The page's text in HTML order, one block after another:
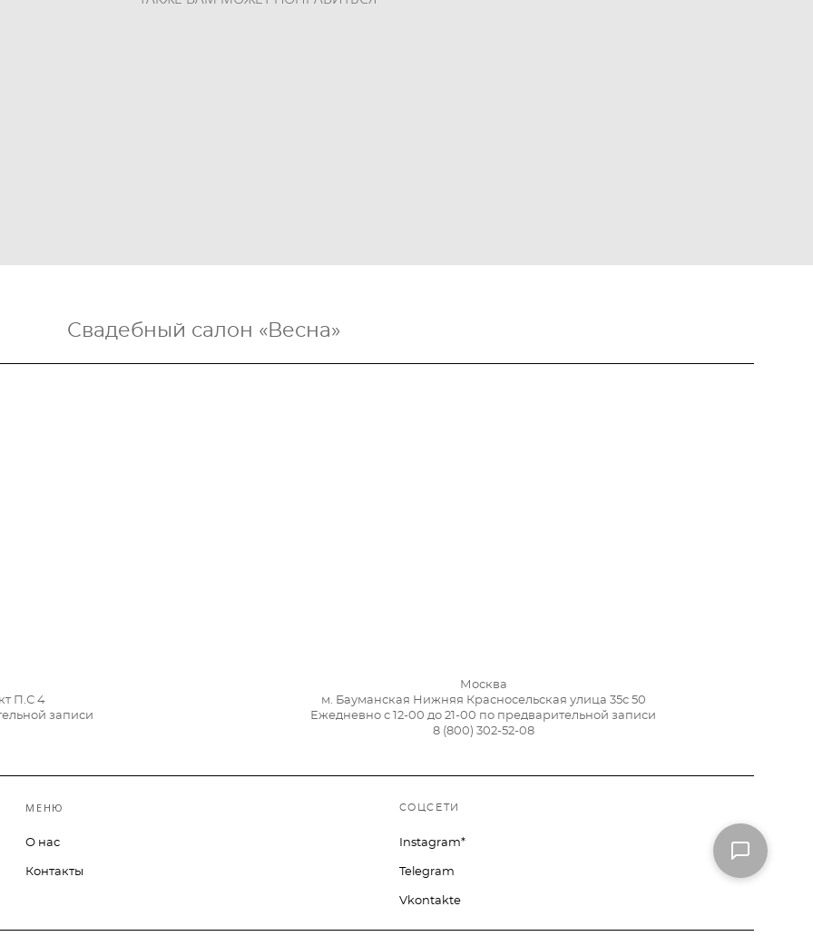
Свадебный салон «Весна»
П.С 4
записи
Москва
м. Бауманская Нижняя Красносельская улица 35с 50
Ежедневно с 12-00 до 21-00 по предварительной записи
8 (800) 302-52-08
МЕНЮ
О нас
Контакты
СОЦСЕТИ
Instagram*
Telegram
Vkontakte